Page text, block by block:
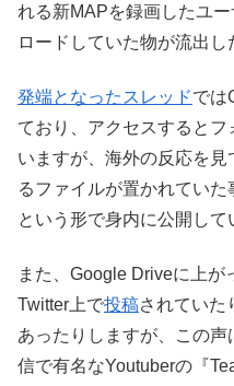
れる新MAPを録画したユ
ロードしていた物が流出し
発端となったスレッドでは
ており、アクセスすると
いますが、海外の反応を
るファイルが置かれてい
という形で身内に公開して
また、Google Driveに上
Twitter上で投稿されていた
あったりしますが、この
信で有名なYoutuberの『